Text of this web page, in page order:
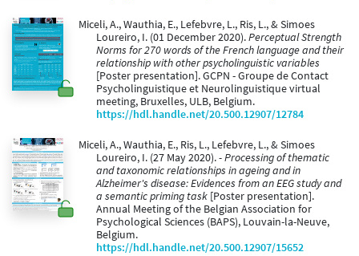
Miceli, A., Wauthia, E., Lefebvre, L., Ris, L., & Simoes
Loureiro, I. (01 December 2020).Perceptual Strength
Norms for 270 words of the French language and their
relationship with other psycholinguistic variables
[Poster presentation]. GCPN - Groupe de Contact
Psycholinguistique et Neurolinguistique virtual
meeting, Bruxelles, ULB, Belgium.
https://hdl.handle.net/20.500.12907/12784
Miceli, A., Wauthia, E., Ris, L., Lefebvre, L., & Simoes
Loureiro, I. (27 May 2020).- Processing of thematic
and taxonomic relationships in ageing and in
Alzheimer's disease: Evidences from an EEG study and
a semantic priming task [Poster presentation].
Annual Meeting of the Belgian Association for
Psychological Sciences (BAPS), Louvain-la-Neuve,
Belgium.
https://hdl.handle.net/20.500.12907/15652